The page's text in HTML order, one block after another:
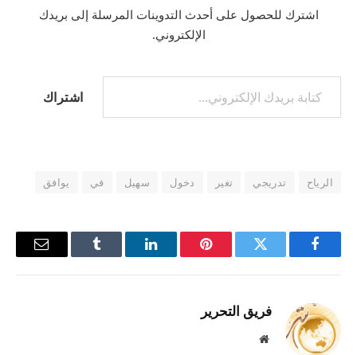
اشترك للحصول على أحدث التدوينات المرسلة إلى بريدك
الإلكتروني.
كتابة بريدك الإلكتروني...
اشتراك
الرياح تدريجي تغير دخول سهيل في يوافق
فيسبوك تويتر بينتيريستلينكدإن Tumblr
البريد
فريق التحرير
موقع